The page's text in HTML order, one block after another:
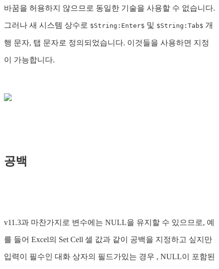
바꿈을 허용하지 않으므로 동일한 기술을 사용할 수 없습니다.
그러나 새 시스템 상수로 $String:Enter$ 및 $String:Tab$ 개
행 문자, 탭 문자로 정의되었습니다. 이것들을 사용하면 지정
이 가능합니다.
공백
v11.3과 마찬가지로 변수에는 NULL을 유지할 수 있으므로, 예
를 들어 Excel의 Set Cell 셀 값과 같이 공백을 지정하고 싶지만
입력이 필수인 대화 상자의 필드가있는 경우 , NULL이 포함된